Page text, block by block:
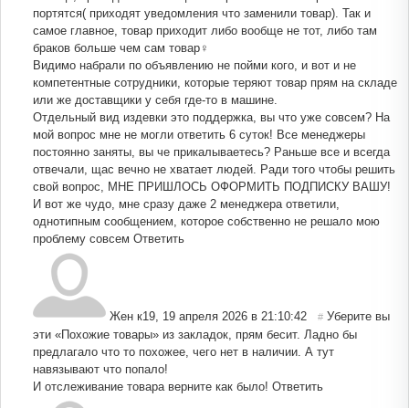
портятся( приходят уведомления что заменили товар). Так и
самое главное, товар приходит либо вообще не тот, либо там
браков больше чем сам товар‍♀️
Видимо набрали по объявлению не пойми кого, и вот и не
компетентные сотрудники, которые теряют товар прям на складе
или же доставщики у себя где-то в машине.
Отдельный вид издевки это поддержка, вы что уже совсем? На
мой вопрос мне не могли ответить 6 суток! Все менеджеры
постоянно заняты, вы че прикалываетесь? Раньше все и всегда
отвечали, щас вечно не хватает людей. Ради того чтобы решить
свой вопрос, МНЕ ПРИШЛОСЬ ОФОРМИТЬ ПОДПИСКУ ВАШУ!
И вот же чудо, мне сразу даже 2 менеджера ответили,
однотипным сообщением, которое собственно не решало мою
проблему совсем Ответить
Жен к19 19 апреля 2026 в 21:10:42 # Уберите вы
эти «Похожие товары» из закладок, прям бесит. Ладно бы
предлагало что то похожее, чего нет в наличии. А тут
навязывают что попало!
И отслеживание товара верните как было! Ответить